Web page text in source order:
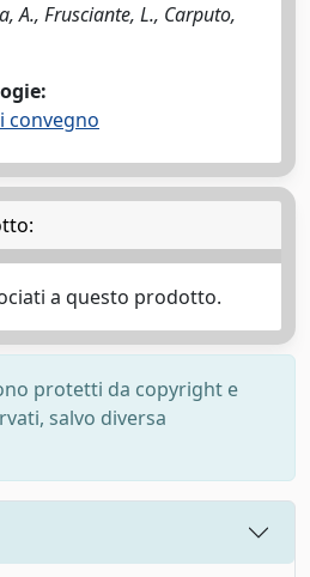
A., Frusciante, L., Carputo,
convegno
a questo prodotto.
protetti da copyright e
salvo diversa